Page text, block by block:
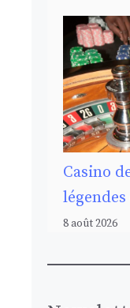
Casino
8 août 2026